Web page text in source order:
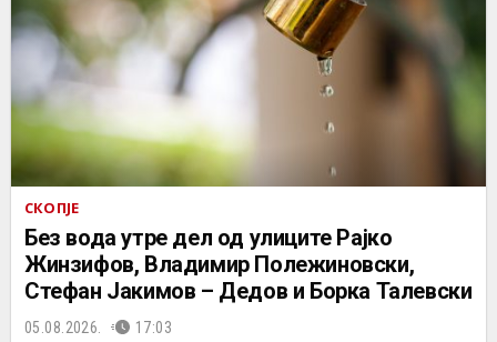
СКОПЈЕ
Без вода утре дел од улиците Рајко
Жинзифов, Владимир Полежиновски,
Стефан Јакимов – Дедов и Борка Талевски
05.08.2026. 17:03